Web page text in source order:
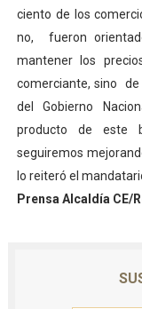
ciento de los
no, fueron
mantener los
comerciante, sino de
del Gobierno
producto de este
seguiremos
lo reiteró el
Prensa Alcaldía CE/